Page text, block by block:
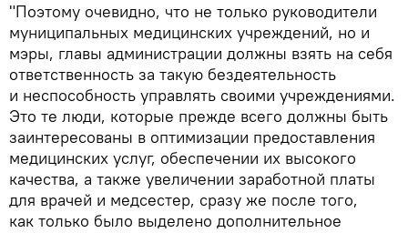
"Поэтому очевидно, что не только руководители
муниципальных медицинских учреждений, но и
мэры, главы администрации должны взять на себя
ответственность за такую бездеятельность
и неспособность управлять своими учреждениями.
Это те люди, которые прежде всего должны быть
заинтересованы в оптимизации предоставления
медицинских услуг, обеспечении их высокого
качества, а также увеличении заработной платы
для врачей и медсестер, сразу же после того,
как только было выделено дополнительное